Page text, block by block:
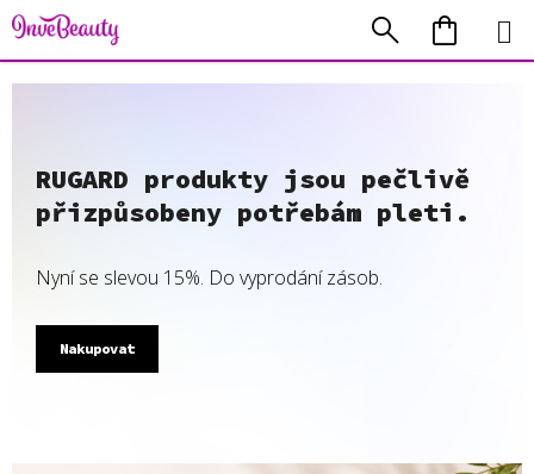
Přejít
na
obsah
Hledat
KOŠÍK
RUGARD produkty jsou pečlivě
přizpůsobeny potřebám pleti.
Nyní se slevou 15%. Do vyprodání zásob.
Nakupovat